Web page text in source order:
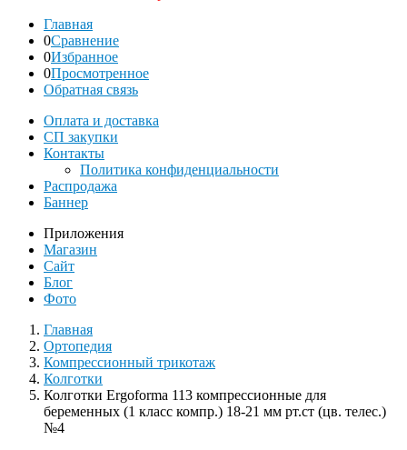
Главная
0Сравнение
0Избранное
0Просмотренное
Обратная связь
Оплата и доставка
СП закупки
Контакты
Политика конфиденциальности
Распродажа
Баннер
Приложения
Магазин
Сайт
Блог
Фото
Главная
Ортопедия
Компрессионный трикотаж
Колготки
Колготки Ergoforma 113 компрессионные для
беременных (1 класс компр.) 18-21 мм рт.ст (цв. телес.)
№4